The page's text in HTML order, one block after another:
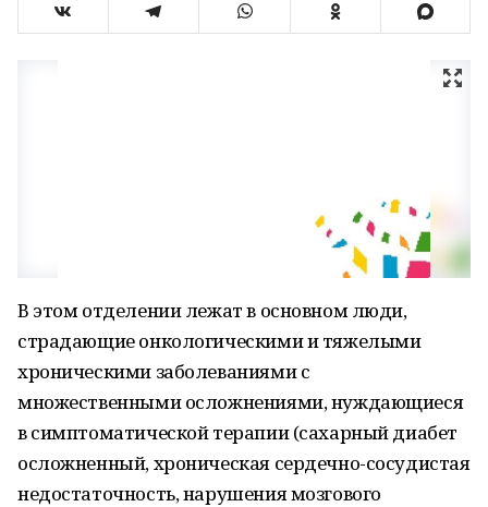
В этом отделении лежат в основном люди,
страдающие онкологическими и тяжелыми
хроническими заболеваниями с
множественными осложнениями, нуждающиеся
в симптоматической терапии (сахарный диабет
осложненный, хроническая сердечно-сосудистая
недостаточность, нарушения мозгового